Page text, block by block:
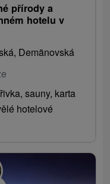
přírody a
hotelu v
Demänovská
sauny, karta
hotelové